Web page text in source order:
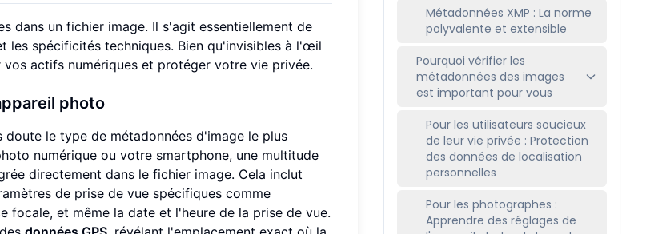
dans un fichier image. Il s'agit essentiellement de
les spécificités techniques. Bien qu'invisibles à l'œil
actifs numériques et protéger votre vie privée.
photo
doute le type de métadonnées d'image le plus
numérique ou votre smartphone, une multitude
directement dans le fichier image. Cela inclut
de prise de vue spécifiques comme
focale, et même la date et l'heure de la prise de vue.
Métadonnées XMP : La norme
polyvalente et extensible
Pourquoi vérifier les
métadonnées des images
est important pour vous
Pour les utilisateurs soucieux
de leur vie privée : Protection
des données de localisation
personnelles
Pour les photographes :
Apprendre des réglages de